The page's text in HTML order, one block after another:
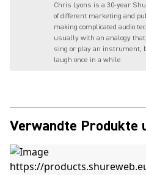
Chris Lyons is a 30-year
of different marketing and
making complicated audio
usually with an analogy that
sing or play an instrument,
laugh once in a while.
Verwandte Produkte